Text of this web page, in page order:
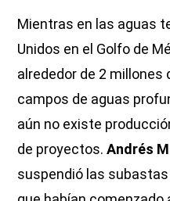
Mientras en las aguas
Unidos en el Golfo de
alrededor de 2 millones
campos de aguas
aún no existe
de proyectos.Andrés
suspendió las